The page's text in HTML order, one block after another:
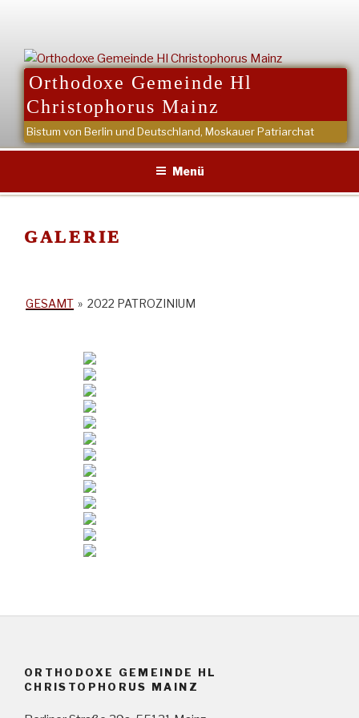
springen
Orthodoxe Gemeinde Hl
Christophorus Mainz
Bistum von Berlin und Deutschland, Moskauer Patriarchat
Menü
GALERIE
GESAMT » 2022 PATROZINIUM
ORTHODOXE GEMEINDE HL
CHRISTOPHORUS MAINZ